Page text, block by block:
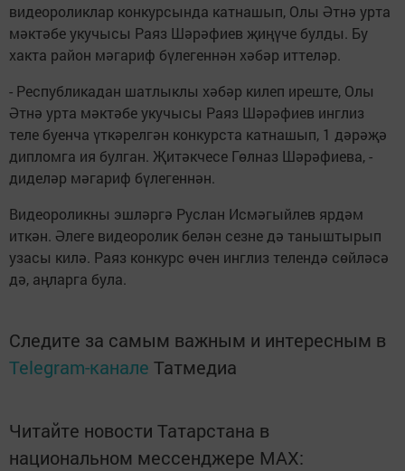
видеороликлар конкурсында катнашып, Олы Әтнә урта
мәктәбе укучысы Раяз Шәрәфиев җиңүче булды. Бу
хакта район мәгариф бүлегеннән хәбәр иттеләр.
- Республикадан шатлыклы хәбәр килеп иреште, Олы
Әтнә урта мәктәбе укучысы Раяз Шәрәфиев инглиз
теле буенча үткәрелгән конкурста катнашып, 1 дәрәҗә
дипломга ия булган. Җитәкчесе Гөлназ Шәрәфиева, -
диделәр мәгариф бүлегеннән.
Видеороликны эшләргә Руслан Исмәгыйлев ярдәм
иткән. Әлеге видеоролик белән сезне дә таныштырып
узасы килә. Раяз конкурс өчен инглиз телендә сөйләсә
дә, аңларга була.
Следите за самым важным и интересным в
Telegram-канале Татмедиа
Читайте новости Татарстана в
национальном мессенджере MАХ: